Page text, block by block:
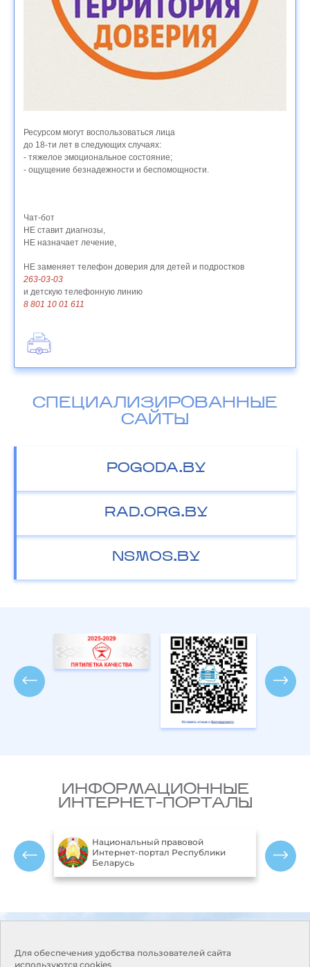
Ресурсом могут воспользоваться лица
до 18-ти лет в следующих случаях:
- тяжелое эмоциональное состояние;
- ощущение безнадежности и беспомощности.
Чат-бот
НЕ ставит диагнозы,
НЕ назначает лечение,
НЕ заменяет телефон доверия для детей и подростков
263-03-03
и детскую телефонную линию
8 801 10 01 611
СПЕЦИАЛИЗИРОВАННЫЕ
САЙТЫ
POGODA.BY
RAD.ORG.BY
NSMOS.BY
ИНФОРМАЦИОННЫЕ
ИНТЕРНЕТ-ПОРТАЛЫ
Национальный правовой
Интернет-портал Республики
Беларусь
Для обеспечения удобства пользователей сайта
используются cookies
Адрес:220114, г. Минск, пр.
Независимости, 110
9.00-18.00